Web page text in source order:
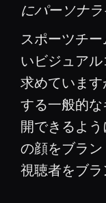
にパーソナ
スポーツチ
いビジュア
求めていま
する一般的
開できるよ
の顔をブラ
視聴者をブラ